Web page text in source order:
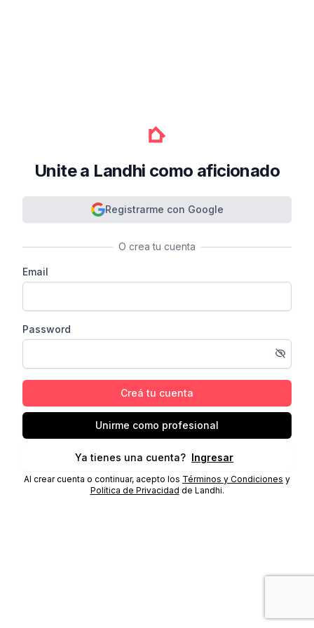
Unite a Landhi como aficionado
Registrarme con Google
O crea tu cuenta
Email
Password
Creá tu cuenta
Unirme como profesional
Ya tienes una cuenta? Ingresar
Al crear cuenta o continuar, acepto los Términos y Condiciones y
Política de Privacidad de Landhi.